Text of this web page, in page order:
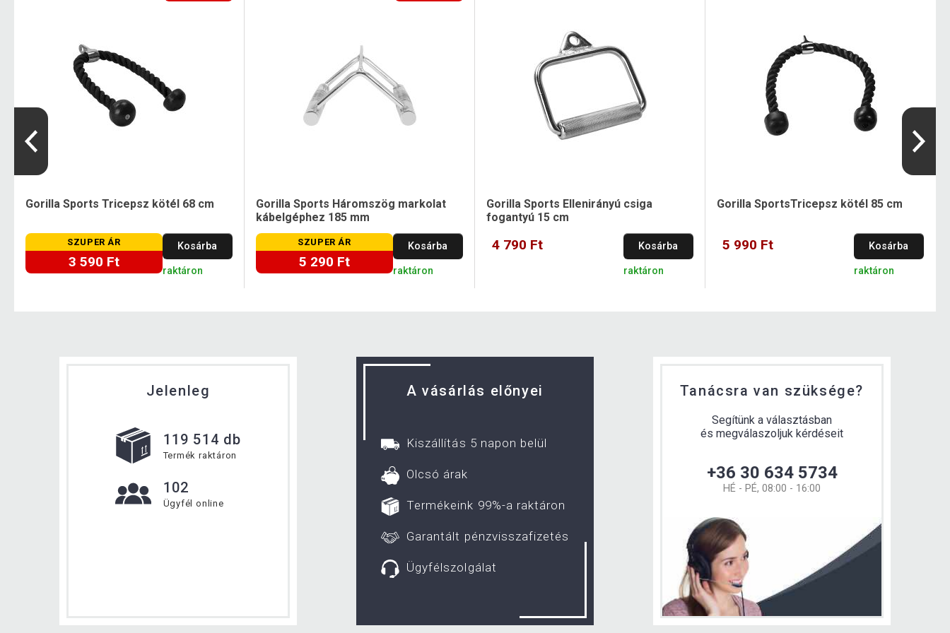
Gorilla Sports Tricepsz kötél 68 cm
SZUPER ÁR
3 590 Ft
Kosárba
raktáron
Gorilla Sports Háromszög markolat
kábelgéphez 185 mm
SZUPER ÁR
5 290 Ft
Kosárba
raktáron
Gorilla Sports Ellenirányú csiga
fogantyú 15 cm
4 790 Ft Kosárba
raktáron
Gorilla SportsTricepsz kötél 85 cm
5 990 Ft Kosárba
raktáron
Jelenleg
119 514 db
Termék raktáron
102
Ügyfél online
A vásárlás előnyei
Kiszállítás 5 napon belül
Olcsó árak
Termékeink 99%-a raktáron
Garantált pénzvisszafizetés
Ügyfélszolgálat
Tanácsra van szüksége?
Segítünk a választásban
és megválaszoljuk kérdéseit
+36 30 634 5734
HÉ - PÉ, 08:00 - 16:00